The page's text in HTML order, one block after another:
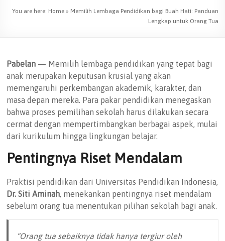
You are here: Home» Memilih Lembaga Pendidikan bagi Buah Hati: Panduan
Lengkap untuk Orang Tua
Pabelan — Memilih lembaga pendidikan yang tepat bagi
anak merupakan keputusan krusial yang akan
memengaruhi perkembangan akademik, karakter, dan
masa depan mereka. Para pakar pendidikan menegaskan
bahwa proses pemilihan sekolah harus dilakukan secara
cermat dengan mempertimbangkan berbagai aspek, mulai
dari kurikulum hingga lingkungan belajar.
Pentingnya Riset Mendalam
Praktisi pendidikan dari Universitas Pendidikan Indonesia,
Dr. Siti Aminah, menekankan pentingnya riset mendalam
sebelum orang tua menentukan pilihan sekolah bagi anak.
“Orang tua sebaiknya tidak hanya tergiur oleh